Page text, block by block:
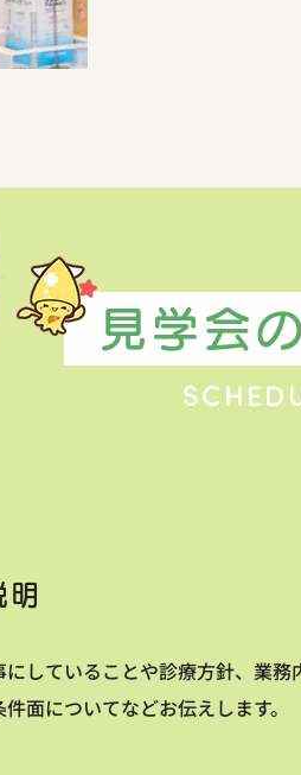
見学会
にしていることや診療方針、業務
面についてなどお伝えします。